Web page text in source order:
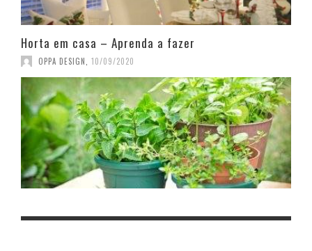
Horta em casa – Aprenda a fazer
OPPA DESIGN 10/09/2020